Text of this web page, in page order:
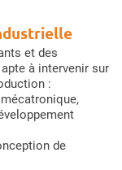
et des
à intervenir sur
:
de